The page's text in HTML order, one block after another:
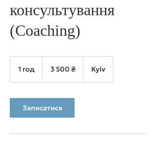
консультування
(Coaching)
1 год
гривень
3 500 ₴ Kyiv
Записатися